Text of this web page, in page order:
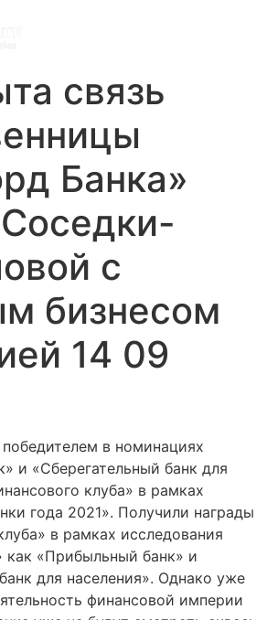
связь
Банка»
с
бизнесом
14 09
в номинациях
и «Сберегательный банк для
клуба» в рамках
года 2021». Получили награды
в рамках исследования
как «Прибыльный банк» и
для населения». Однако уже
финансовой империи